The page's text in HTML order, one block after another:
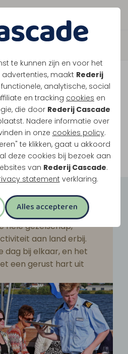
te kunnen zijn en voor het
maakt Rederij
analytische, social
en tracking cookies en
die door Rederij Cascade
Nadere informatie over
in onze cookies policy.
te klikken, gaat u akkoord
deze cookies bij bezoek aan
van Rederij Cascade.
statement verklaring.
Alles accepteren
direct je vaartover de
waterstanden gaan
gewoon door.
rondvaarten
hele gezelschap,
aan land erbij.
dag bij elkaar, en het
een gerust hart uit